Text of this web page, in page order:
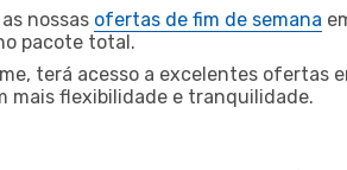
nossas ofertas de fim de semana
pacote total.
terá acesso a excelentes ofertas
mais flexibilidade e tranquilidade.